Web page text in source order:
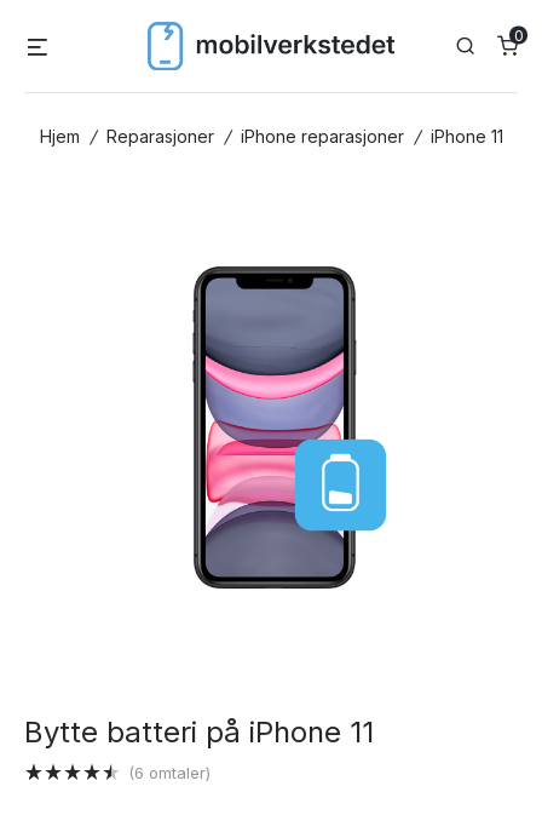
Search
0
Hjem / Reparasjoner / iPhone reparasjoner / iPhone 11
Bytte batteri på iPhone 11
(6 omtaler)